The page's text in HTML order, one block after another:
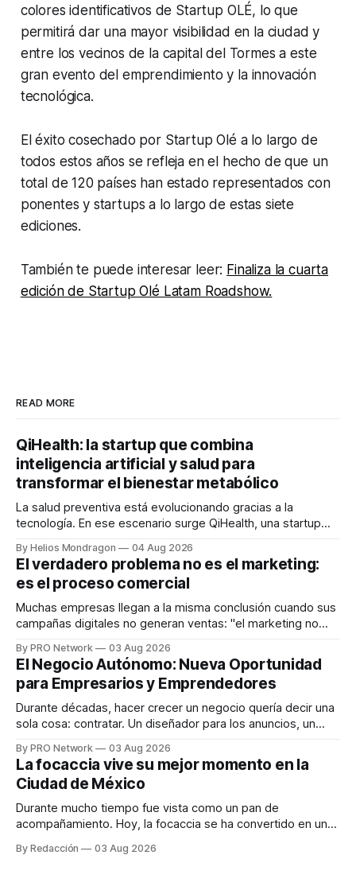
colores identificativos de Startup OLÉ, lo que
permitirá dar una mayor visibilidad en la ciudad y
entre los vecinos de la capital del Tormes a este
gran evento del emprendimiento y la innovación
tecnológica.
El éxito cosechado por Startup Olé a lo largo de
todos estos años se refleja en el hecho de que un
total de 120 países han estado representados con
ponentes y startups a lo largo de estas siete
ediciones.
También te puede interesar leer: Finaliza la cuarta
edición de Startup Olé Latam Roadshow.
READ MORE
QiHealth: la startup que combina
inteligencia artificial y salud para
transformar el bienestar metabólico
La salud preventiva está evolucionando gracias a la
tecnología. En ese escenario surge QiHealth, una startup
dispositivos inteligentes, inteligencia artificial y monitoreo
en tiempo real para ayudar a las personas a tomar mejores
decisiones sobre su salud metabólica. Su propuesta busca
responder
By Helios Mondragon 04 Aug 2026
El verdadero problema no es el marketing:
es el proceso comercial
Muchas empresas llegan a la misma conclusión cuando sus
campañas digitales no generan ventas: "el marketing no
INTERIUS, el problema suele estar en otro lugar. Durante
una entrevista para el podcast SER PRO, el especialista en
marketing digital explicó que
By PRO Network 03 Aug 2026
El Negocio Autónomo: Nueva Oportunidad
para Empresarios y Emprendedores
Durante décadas, hacer crecer un negocio quería decir una
sola cosa: contratar. Un diseñador para los anuncios, un
para los textos, alguien que supiera de publicidad digital
para encontrar prospectos, un vendedor para atender
llamadas y mensajes, y —con suerte— una persona
By PRO Network 03 Aug 2026
La focaccia vive su mejor momento en la
Ciudad de México
Durante mucho tiempo fue vista como un pan de
acompañamiento. Hoy, la focaccia se ha convertido en uno
artesanal, ingredientes de calidad y experiencias que
By Redacción 03 Aug 2026